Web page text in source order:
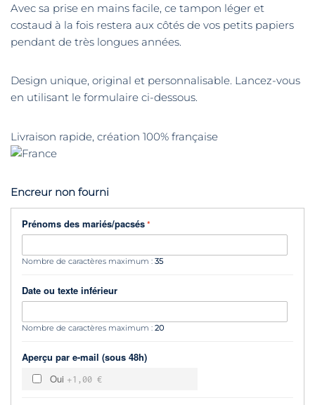
Avec sa prise en mains facile, ce tampon léger et
costaud à la fois restera aux côtés de vos petits papiers
pendant de très longues années.
Design unique, original et personnalisable. Lancez-vous
en utilisant le formulaire ci-dessous.
Livraison rapide, création 100% française
Encreur non fourni
Prénoms des mariés/pacsés
Nombre de caractères maximum : 35
Date ou texte inférieur
Nombre de caractères maximum : 20
Aperçu par e-mail (sous 48h)
Oui +1,00 €